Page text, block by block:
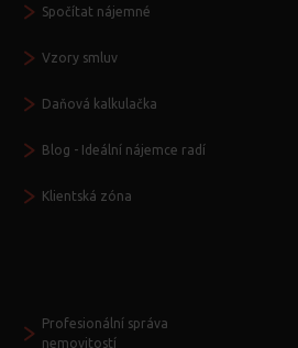
Spočítat nájemné
Vzory smluv
Daňová kalkulačka
Blog - Ideální nájemce radí
Klientská zóna
Profesionální správa
nemovitostí